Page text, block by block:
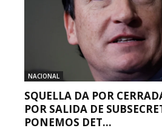
NACIONAL
SQUELLA DA POR
POR SALIDA DE
PONEMOS DET...